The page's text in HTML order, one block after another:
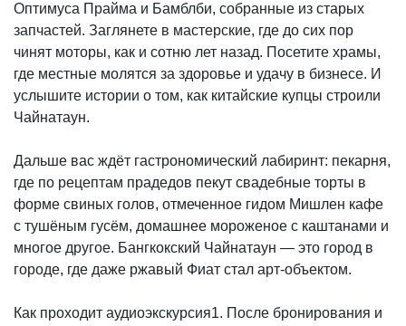
Оптимуса Прайма и Бамблби, собранные из старых
запчастей. Заглянете в мастерские, где до сих пор
чинят моторы, как и сотню лет назад. Посетите храмы,
где местные молятся за здоровье и удачу в бизнесе. И
услышите истории о том, как китайские купцы строили
Чайнатаун.
Дальше вас ждёт гастрономический лабиринт: пекарня,
где по рецептам прадедов пекут свадебные торты в
форме свиных голов, отмеченное гидом Мишлен кафе
с тушёным гусём, домашнее мороженое с каштанами и
многое другое. Бангкокский Чайнатаун — это город в
городе, где даже ржавый Фиат стал арт-объектом.
Как проходит аудиоэкскурсия1. После бронирования и